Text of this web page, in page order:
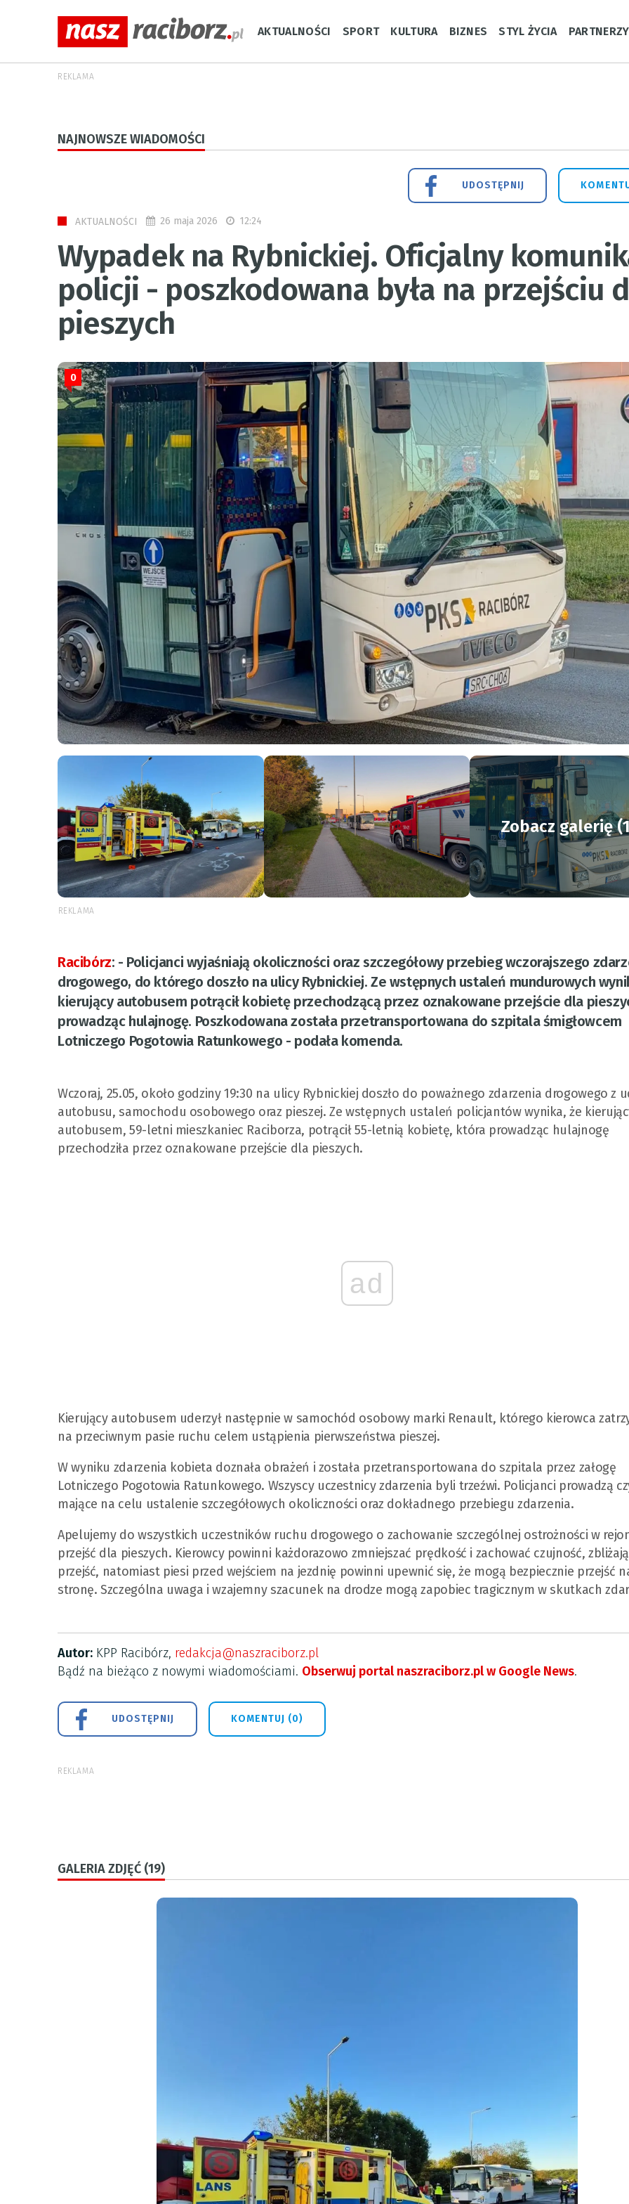
AKTUALNOŚCI SPORT KULTURA BIZNES STYL ŻYCIA PARTNERZY
REKLAMA
NAJNOWSZE WIADOMOŚCI
UDOSTĘPNIJ
AKTUALNOŚCI 26 maja 2026 12:24
Wypadek na Rybnickiej. Oficjalny
policji - poszkodowana była na przejściu
pieszych
0
Zobacz galerię
REKLAMA
Racibórz: - Policjanci wyjaśniają okoliczności oraz szczegółowy przebieg wczorajszego
drogowego, do którego doszło na ulicy Rybnickiej. Ze wstępnych ustaleń mundurowych
kierujący autobusem potrącił kobietę przechodzącą przez oznakowane przejście dla
prowadząc hulajnogę. Poszkodowana została przetransportowana do szpitala śmigłowcem
Lotniczego Pogotowia Ratunkowego - podała komenda.
Wczoraj, 25.05, około godziny 19:30 na ulicy Rybnickiej doszło do poważnego zdarzenia drogowego z
autobusu, samochodu osobowego oraz pieszej. Ze wstępnych ustaleń policjantów wynika, że
autobusem, 59-letni mieszkaniec Raciborza, potrącił 55-letnią kobietę, która prowadząc hulajnogę
przechodziła przez oznakowane przejście dla pieszych.
ad
Kierujący autobusem uderzył następnie w samochód osobowy marki Renault, którego kierowca
na przeciwnym pasie ruchu celem ustąpienia pierwszeństwa pieszej.
W wyniku zdarzenia kobieta doznała obrażeń i została przetransportowana do szpitala przez załogę
Lotniczego Pogotowia Ratunkowego. Wszyscy uczestnicy zdarzenia byli trzeźwi. Policjanci prowadzą
mające na celu ustalenie szczegółowych okoliczności oraz dokładnego przebiegu zdarzenia.
Apelujemy do wszystkich uczestników ruchu drogowego o zachowanie szczególnej ostrożności w
przejść dla pieszych. Kierowcy powinni każdorazowo zmniejszać prędkość i zachować czujność,
przejść, natomiast piesi przed wejściem na jezdnię powinni upewnić się, że mogą bezpiecznie przejść
stronę. Szczególna uwaga i wzajemny szacunek na drodze mogą zapobiec tragicznym w skutkach
Autor: KPP Racibórz, redakcja@naszraciborz.pl
Bądź na bieżąco z nowymi wiadomościami. Obserwuj portal naszraciborz.pl w Google News.
UDOSTĘPNIJ KOMENTUJ (0)
REKLAMA
GALERIA ZDJĘĆ (19)